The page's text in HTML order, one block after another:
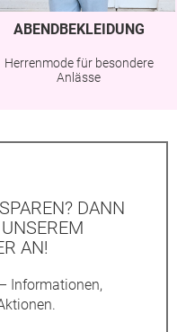
ABENDBEKLEIDUNG
Herrenmode für besondere
Anlässe
DANN
AN!
Informationen,